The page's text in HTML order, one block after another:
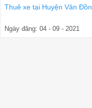
Thuê xe tại Huyện Vân Đồn
Ngày đăng: 04 - 09 - 2021